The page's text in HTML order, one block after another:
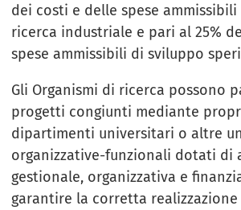
dei costi e delle spese
ricerca industriale e pari al 25%
spese ammissibili di sviluppo
Gli Organismi di ricerca possono
progetti congiunti mediante
dipartimenti universitari o altre
organizzative-funzionali dotati di
gestionale, organizzativa e
garantire la corretta